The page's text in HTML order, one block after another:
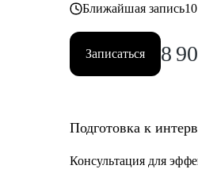
Ближайшая запись
Записаться 8
Подготовка к
Консультация для